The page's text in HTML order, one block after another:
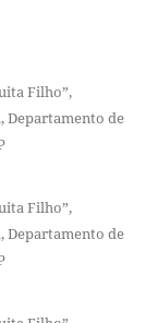
Filho”,
Departamento de
Filho”,
Departamento de